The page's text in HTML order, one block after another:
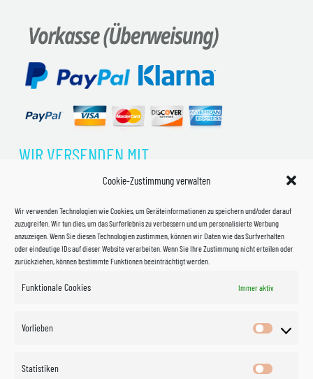
Cookie-Zustimmung verwalten
Wir verwenden Technologien wie Cookies, um Geräteinformationen zu speichern und/oder darauf
zuzugreifen. Wir tun dies, um das Surferlebnis zu verbessern und um personalisierte Werbung
anzuzeigen. Wenn Sie diesen Technologien zustimmen, können wir Daten wie das Surfverhalten
oder eindeutige IDs auf dieser Website verarbeiten. Wenn Sie Ihre Zustimmung nicht erteilen oder
zurückziehen, können bestimmte Funktionen beeinträchtigt werden.
Funktionale Cookies Immer aktiv
Vorlieben
Vorlieben
Statistiken
WIR VERSENDEN MIT